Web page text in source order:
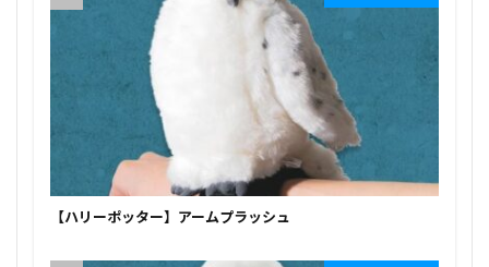
【ハリーポッター】アームプラッシュ